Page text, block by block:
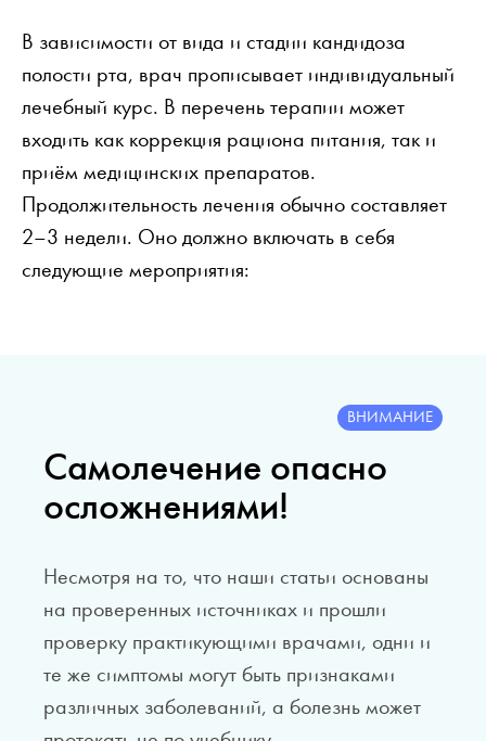
В зависимости от вида и стадии кандидоза
полости рта, врач прописывает индивидуальный
лечебный курс. В перечень терапии может
входить как коррекция рациона питания, так и
приём медицинских препаратов.
Продолжительность лечения обычно составляет
2–3 недели. Оно должно включать в себя
следующие мероприятия:
Самолечение опасно
осложнениями!
ВНИМАНИЕ
Несмотря на то, что наши статьи основаны
на проверенных источниках и прошли
проверку практикующими врачами, одни и
те же симптомы могут быть признаками
различных заболеваний, а болезнь может